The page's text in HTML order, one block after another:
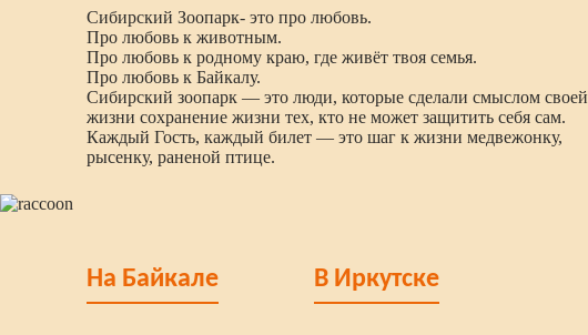
Сибирский Зоопарк- это про любовь.
Про любовь к животным.
Про любовь к родному краю, где живёт твоя семья.
Про любовь к Байкалу.
Сибирский зоопарк — это люди, которые сделали смыслом своей
жизни сохранение жизни тех, кто не может защитить себя сам.
Каждый Гость, каждый билет — это шаг к жизни медвежонку,
рысенку, раненой птице.
На Байкале В Иркутске